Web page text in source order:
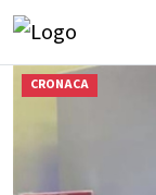
CRONACA